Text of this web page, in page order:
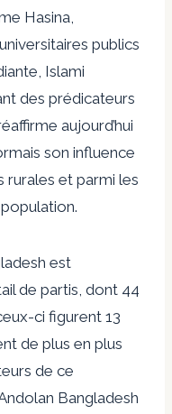
Hasina,
publics
Islami
des prédicateurs
aujourd’hui
son influence
rurales et parmi les
est
de partis, dont 44
ci figurent 13
de plus en plus
de ce
Bangladesh